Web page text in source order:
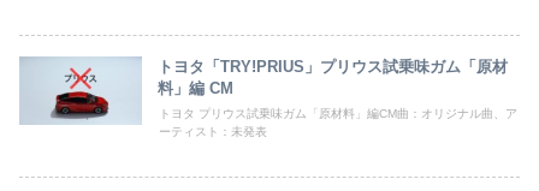
トヨタ「TRY!PRIUS」プリウス試乗味ガム「原材
料」編 CM
トヨタ プリウス試乗味ガム「原材料」編CM曲：オリジナル曲、ア
ーティスト：未発表